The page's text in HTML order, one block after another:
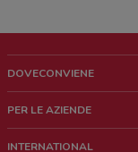
DOVECONVIENE
Chi siamo
PER LE AZIENDE
INTERNATIONAL